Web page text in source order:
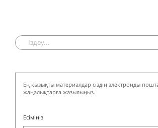
Ең қызықты материалдар сіздің электронды
жаңалықтарға жазылыңыз.
Есіміңіз